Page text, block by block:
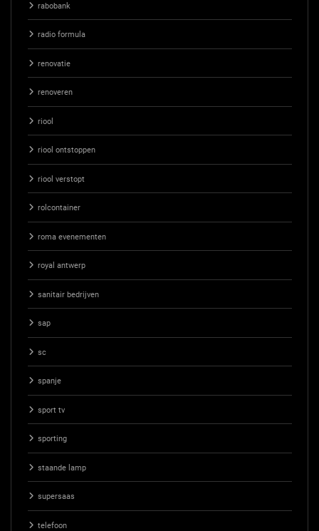
rabobank
radio formula
renovatie
renoveren
riool
riool ontstoppen
riool verstopt
rolcontainer
roma evenementen
royal antwerp
sanitair bedrijven
sap
sc
spanje
sport tv
sporting
staande lamp
supersaas
telefoon